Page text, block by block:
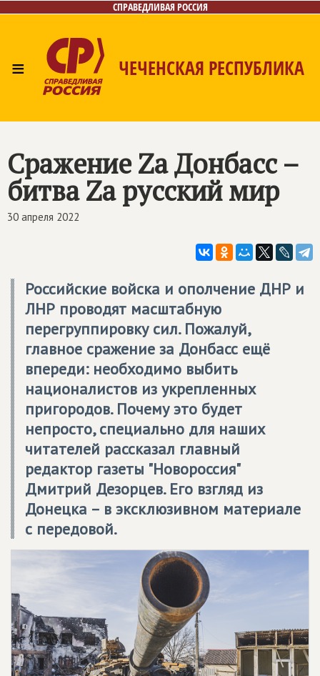
СПРАВЕДЛИВАЯ РОССИЯ
≡ ЧЕЧЕНСКАЯ РЕСПУБЛИКА
Контакты
Сражение Zа Донбасс –
битва Zа русский мир
30 апреля 2022
Российские войска и ополчение ДНР и
ЛНР проводят масштабную
перегруппировку сил. Пожалуй,
главное сражение за Донбасс ещё
впереди: необходимо выбить
националистов из укрепленных
пригородов. Почему это будет
непросто, специально для наших
читателей рассказал главный
редактор газеты "Новороссия"
Дмитрий Дезорцев. Его взгляд из
Донецка – в эксклюзивном материале
с передовой.